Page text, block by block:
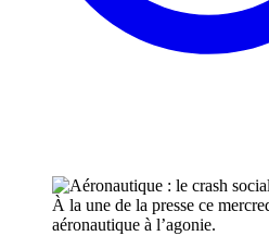
À la une de la presse ce
aéronautique à l’agonie.